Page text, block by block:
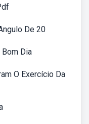
De 20
Dia
O Exercício Da